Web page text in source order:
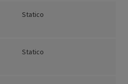
Statico
Statico